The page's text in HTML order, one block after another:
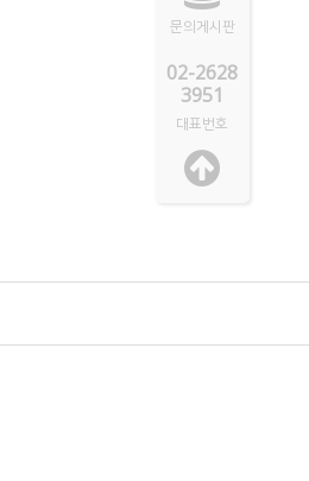
문의게시판
02-2628
3951
대표번호